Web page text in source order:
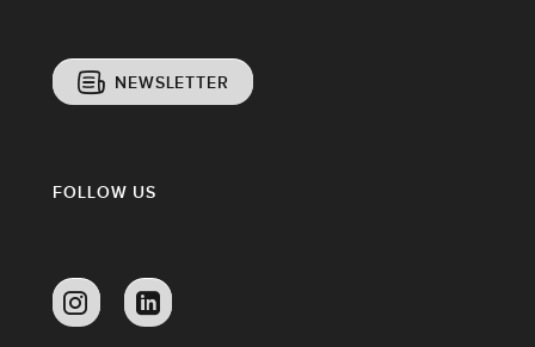
NEWSLETTER
FOLLOW US